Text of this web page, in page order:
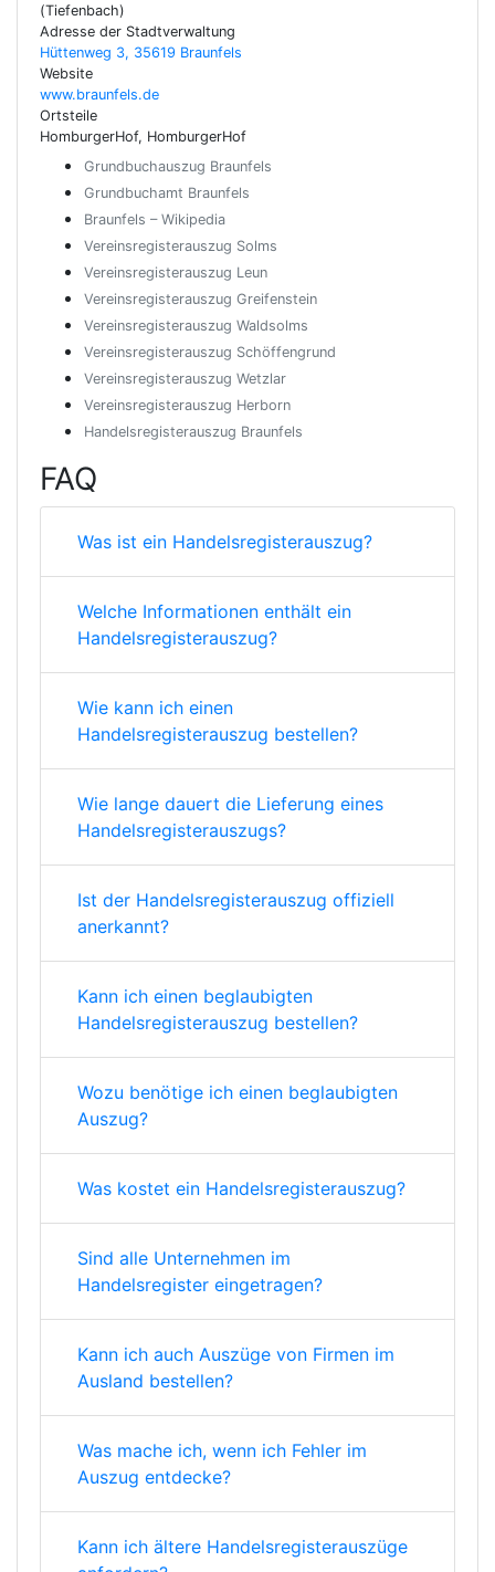
(Tiefenbach)
Adresse der Stadtverwaltung
Hüttenweg 3, 35619 Braunfels
Website
www.braunfels.de
Ortsteile
HomburgerHof, HomburgerHof
Grundbuchauszug Braunfels
Grundbuchamt Braunfels
Braunfels – Wikipedia
Vereinsregisterauszug Solms
Vereinsregisterauszug Leun
Vereinsregisterauszug Greifenstein
Vereinsregisterauszug Waldsolms
Vereinsregisterauszug Schöffengrund
Vereinsregisterauszug Wetzlar
Vereinsregisterauszug Herborn
Handelsregisterauszug Braunfels
FAQ
Was ist ein Handelsregisterauszug?
Welche Informationen enthält ein
Handelsregisterauszug?
Wie kann ich einen
Handelsregisterauszug bestellen?
Wie lange dauert die Lieferung eines
Handelsregisterauszugs?
Ist der Handelsregisterauszug offiziell
anerkannt?
Kann ich einen beglaubigten
Handelsregisterauszug bestellen?
Wozu benötige ich einen beglaubigten
Auszug?
Was kostet ein Handelsregisterauszug?
Sind alle Unternehmen im
Handelsregister eingetragen?
Kann ich auch Auszüge von Firmen im
Ausland bestellen?
Was mache ich, wenn ich Fehler im
Auszug entdecke?
Kann ich ältere Handelsregisterauszüge